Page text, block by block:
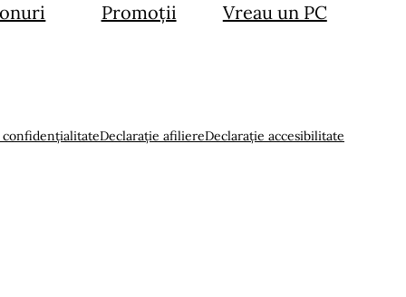
Promoții
Vreau un PC
confidențialitateDeclarație afiliereDeclarație accesibilitate